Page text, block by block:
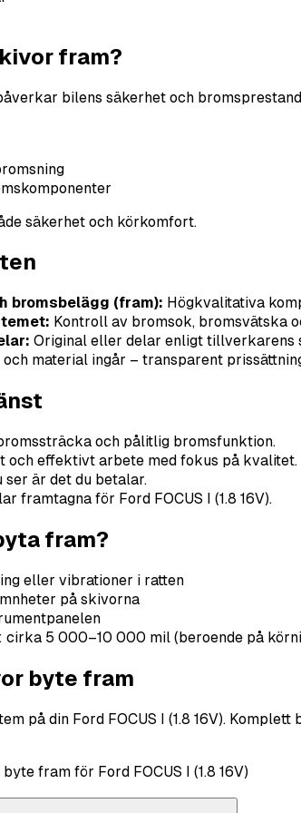
fram?
bilens säkerhet och
säkerhet och körkomfort.
bromsbelägg (fram): Högkvalitativa
Kontroll av bromsok, bromsvätska
Original eller delar enligt tillverkarens
material ingår – transparent
och pålitlig bromsfunktion.
och effektivt arbete med fokus på kvalitet.
ser är det du betalar.
framtagna för Ford FOCUS I (1.8 16V).
fram?
eller vibrationer i ratten
på skivorna
cirka 5 000–10 000 mil (beroende på
byte fram
på din Ford FOCUS I (1.8 16V).
fram för Ford FOCUS I (1.8 16V)